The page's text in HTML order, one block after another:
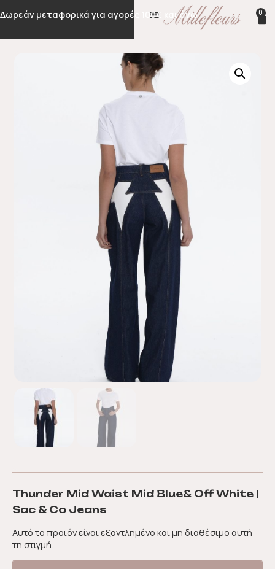
Δωρεάν μεταφορικά για αγορές 100€ και άνω 0
Thunder Mid Waist Mid Blue& Off White |
Sac & Co Jeans
Αυτό το προϊόν είναι εξαντλημένο και μη διαθέσιμο αυτή
τη στιγμή.